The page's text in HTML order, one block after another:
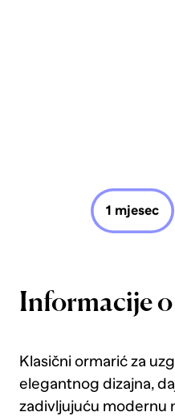
1 mjesec
Informacije
Klasični ormarić za
elegantnog dizajna,
zadivljujuću modernu